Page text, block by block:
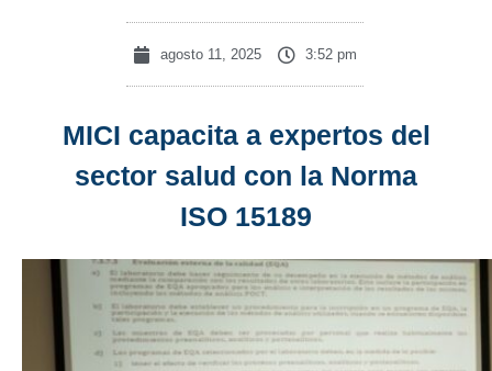
agosto 11, 2025 3:52 pm
MICI capacita a expertos del
sector salud con la Norma
ISO 15189